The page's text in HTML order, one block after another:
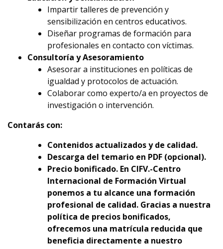
Impartir talleres de prevención y
sensibilización en centros educativos.
Diseñar programas de formación para
profesionales en contacto con víctimas.
Consultoría y Asesoramiento
Asesorar a instituciones en políticas de
igualdad y protocolos de actuación.
Colaborar como experto/a en proyectos de
investigación o intervención.
Contarás con:
Contenidos actualizados y de calidad.
Descarga del temario en PDF (opcional).
Precio bonificado. En CIFV.-Centro
Internacional de Formación Virtual
ponemos a tu alcance una formación
profesional de calidad. Gracias a nuestra
política de precios bonificados,
ofrecemos una matrícula reducida que
beneficia directamente a nuestro